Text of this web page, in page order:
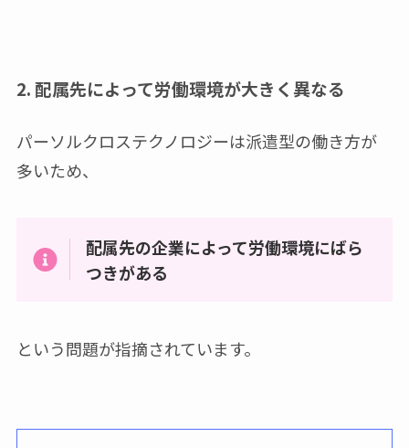
2. 配属先によって労働環境が大きく異なる
パーソルクロステクノロジーは派遣型の働き方が
多いため、
配属先の企業によって労働環境にばら
つきがある
という問題が指摘されています。